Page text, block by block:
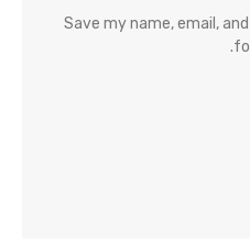
Save my name, email,